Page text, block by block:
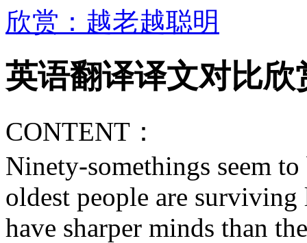
欣赏：越老越聪明
英语翻译译文对比
CONTENT：
Ninety-somethings seem to
oldest people are
have sharper minds than